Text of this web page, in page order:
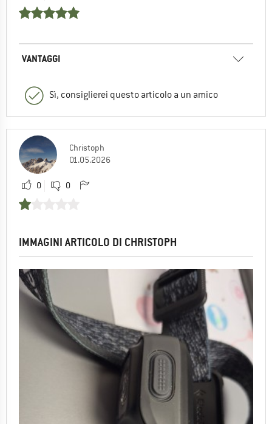
VANTAGGI
Sì, consiglierei questo articolo a un amico
Christoph
01.05.2026
0 0
IMMAGINI ARTICOLO DI CHRISTOPH